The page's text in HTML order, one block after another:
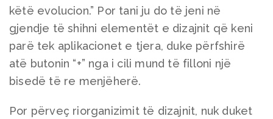
këtë evolucion.” Por tani ju do të jeni në
gjendje të shihni elementët e dizajnit që keni
parë tek aplikacionet e tjera, duke përfshirë
atë butonin “+” nga i cili mund të filloni një
bisedë të re menjëherë.
Por përveç riorganizimit të dizajnit, nuk duket